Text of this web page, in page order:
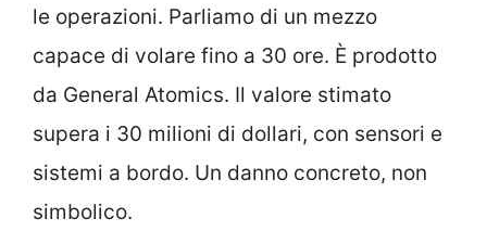
le operazioni. Parliamo di un mezzo
capace di volare fino a 30 ore. È prodotto
da General Atomics. Il valore stimato
supera i 30 milioni di dollari, con sensori e
sistemi a bordo. Un danno concreto, non
simbolico.